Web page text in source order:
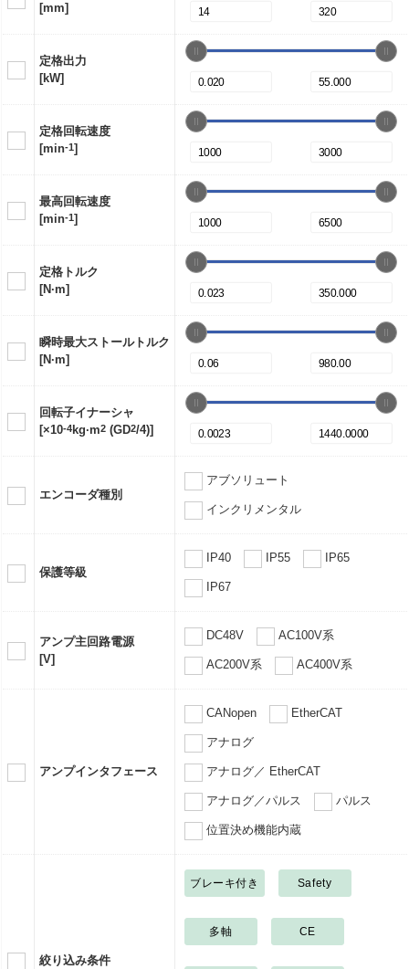
[mm]
定格出力
[kW]
定格回転速度
[min-1]
最高回転速度
[min-1]
定格トルク
[N·m]
瞬時最大ストールトルク
[N·m]
回転子イナーシャ
[×10-4kg·m2 (GD2/4)]
エンコーダ種別
アブソリュート
インクリメンタル
保護等級
IP40 IP55 IP65
IP67
アンプ主回路電源
[V]
DC48V AC100V系
AC200V系 AC400V系
アンプインタフェース
CANopen EtherCAT
アナログ
アナログ／ EtherCAT
アナログ／パルス パルス
位置決め機能内蔵
絞り込み条件
ブレーキ付き Safety
多軸 CE